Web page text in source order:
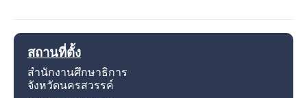
สถานที่ตั้ง
สำนักงานศึกษาธิการ
จังหวัดนครสวรรค์